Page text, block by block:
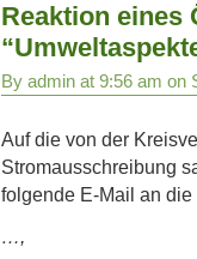
Reaktion eines
By admin at 9:56 am on
Auf die von der
Stromausschreibung
folgende E-Mail an
…,